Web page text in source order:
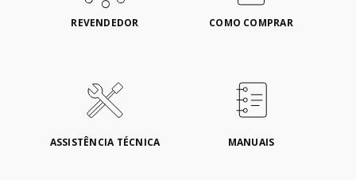
REVENDEDOR COMO COMPRAR
ASSISTÊNCIA TÉCNICA MANUAIS